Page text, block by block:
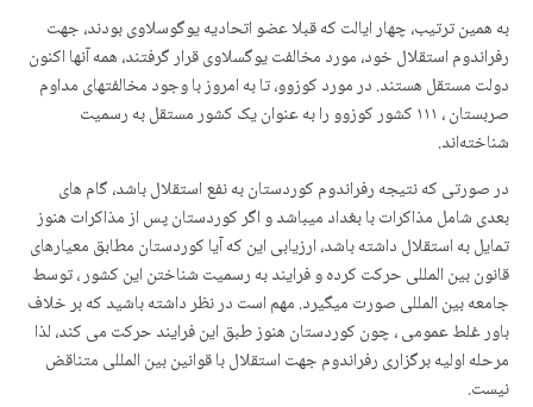
به همین ترتیب، چهار ایالت که قبلا عضو اتحادیه یوگوسلاوی بودند، جهت
رفراندوم استقلال خود، مورد مخالفت یوگسلاوی قرار گرفتند، همه آنها اکنون
دولت مستقل هستند. در مورد کوزوو، تا به امروز با وجود مخالفتهای مداوم
صربستان ، ١١١ کشور کوزوو را به عنوان یک کشور مستقل به رسمیت
شناختەاند.
در صورتی که نتیجه رفراندوم کوردستان به نفع استقلال باشد، گام های
بعدی شامل مذاکرات با بغداد میباشد و اگر کوردستان پس از مذاکرات هنوز
تمایل به استقلال داشتە باشد، ارزیابی این که آیا کوردستان مطابق معیارهای
قانون بین المللی حرکت کردە و فرایند به رسمیت شناختن این کشور ، توسط
جامعه بین المللی صورت میگیرد. مهم است در نظر داشته باشید که بر خلاف
باور غلط عمومی ، چون کوردستان هنوز طبق این فرایند حرکت می کند، لذا
مرحله اولیه برگزاری رفراندوم جهت استقلال با قوانین بین المللی متناقض
نیست.